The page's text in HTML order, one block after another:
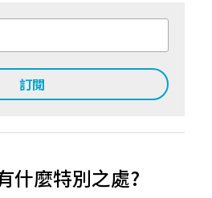
訂閱
什麼特別之處?